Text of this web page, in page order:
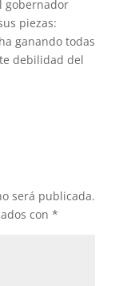
gobernador
piezas:
ganando todas
debilidad del
será publicada.
con *